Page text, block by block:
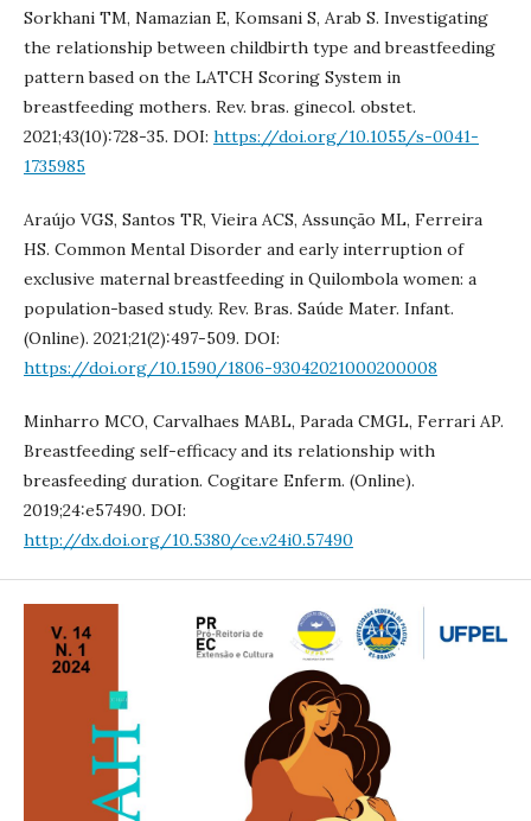
Sorkhani TM, Namazian E, Komsani S, Arab S. Investigating
the relationship between childbirth type and breastfeeding
pattern based on the LATCH Scoring System in
breastfeeding mothers. Rev. bras. ginecol. obstet.
2021;43(10):728-35. DOI: https://doi.org/10.1055/s-0041-
1735985
Araújo VGS, Santos TR, Vieira ACS, Assunção ML, Ferreira
HS. Common Mental Disorder and early interruption of
exclusive maternal breastfeeding in Quilombola women: a
population-based study. Rev. Bras. Saúde Mater. Infant.
(Online). 2021;21(2):497-509. DOI:
https://doi.org/10.1590/1806-93042021000200008
Minharro MCO, Carvalhaes MABL, Parada CMGL, Ferrari AP.
Breastfeeding self-efficacy and its relationship with
breasfeeding duration. Cogitare Enferm. (Online).
2019;24:e57490. DOI:
http://dx.doi.org/10.5380/ce.v24i0.57490